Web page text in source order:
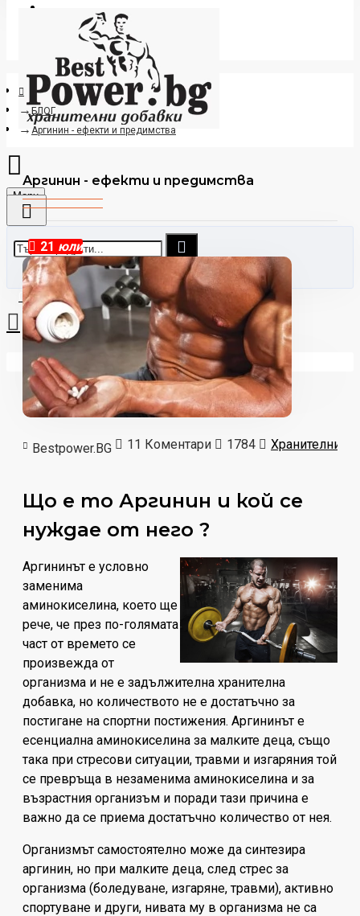
Регистрация
Menu
0 стоки - €0.00
Вашата количка е празна!
БЛОГ
Аргинин - ефекти и предимства
Аргинин - ефекти и предимства
21 юли
Bestpower.BG 11 Коментари 1784 Хранителни
Що е то Аргинин и кой се
нуждае от него ?
Аргининът е условно
заменима
аминокиселина, което ще
рече, че през по-голямата
част от времето се
произвежда от
организма и не е задължителна хранителна
добавка, но количеството не e достатъчно за
постигане на спортни постижения. Аргининът е
есенциална аминокиселина за малките деца, също
така при стресови ситуации, травми и изгаряния той
се превръща в незаменима аминокиселина и за
възрастния организъм и поради тази причина е
важно да се приема достатъчно количество от нея.
Организмът самостоятелно може да синтезира
аргинин, но при малките деца, след стрес за
организма (боледуване, изгаряне, травми), активно
спортуване и други, нивата му в организма не са